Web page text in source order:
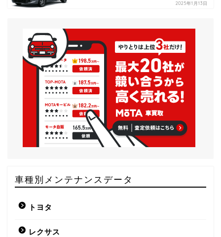
2025年1月13日
車種別メンテナンスデータ
トヨタ
レクサス